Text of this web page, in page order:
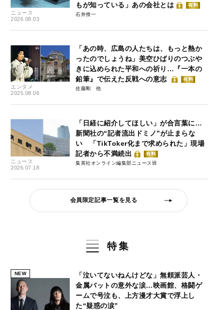
ニュース
2026.08.03
もが知っている」あの会社とは
有料
石井僚一
エンタメ
2025.08.06
「あの時、広島の人たちは、もっと熱か
ったのでしょうね」美空ひばりのつぶや
きに込められた平和への祈り…『一本の
鉛筆』で伝えた反戦への意志
有料
佐藤剛
ニュース
2026.07.18
「日経に紹介してほしい」が合言葉に…
新聞社の“記者流出ドミノ”が止まらな
い 「TikToker化まで求められた」現場
記者から不満続出
有料
集英社オンライン編集部ニュース班
会員限定記事一覧を見る
特集
NEW
「泣いてないねんけどな」無頼派芸人・
金属バットの意外な涙…映画館、格闘ゲ
ームで号泣も、上方漫才大賞で浮上し
た“疑惑の涙”